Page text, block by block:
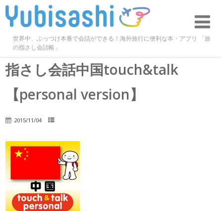
世界中、ぶっつけ本番で会話ができる！海外旅行に便利な本・アプリ 「旅
の指さし会話帳」
指さし会話中国touch&talk
【personal version】
2015/11/04